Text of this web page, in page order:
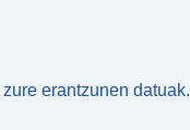
erantzunen datuak.